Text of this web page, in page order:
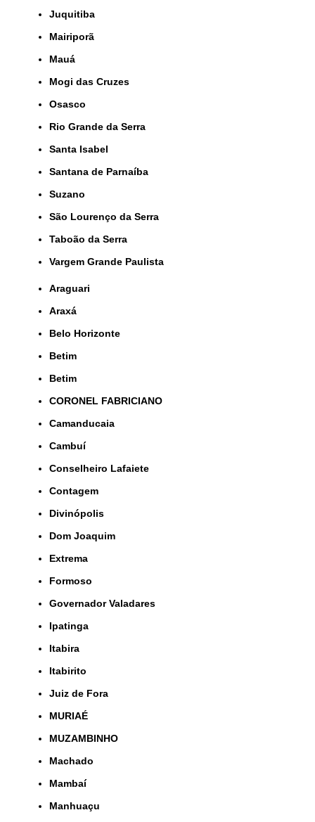
Juquitiba
Mairiporã
Mauá
Mogi das Cruzes
Osasco
Rio Grande da Serra
Santa Isabel
Santana de Parnaíba
Suzano
São Lourenço da Serra
Taboão da Serra
Vargem Grande Paulista
Araguari
Araxá
Belo Horizonte
Betim
Betim
CORONEL FABRICIANO
Camanducaia
Cambuí
Conselheiro Lafaiete
Contagem
Divinópolis
Dom Joaquim
Extrema
Formoso
Governador Valadares
Ipatinga
Itabira
Itabirito
Juiz de Fora
MURIAÉ
MUZAMBINHO
Machado
Mambaí
Manhuaçu